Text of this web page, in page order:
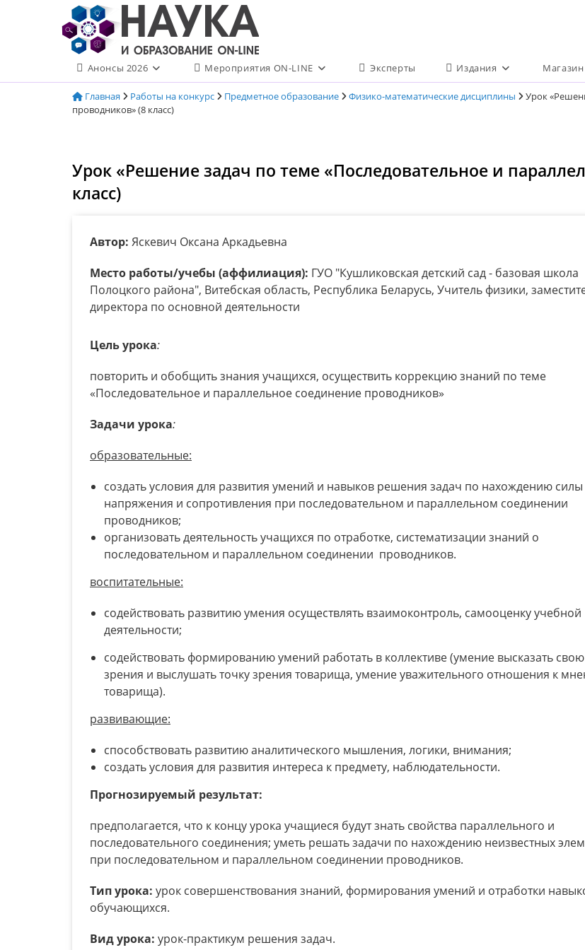
содержимому
Анонсы 2026 Мероприятия ON-LINE Эксперты Издания Магазин
Главная Работы на конкурс Предметное образование Физико-математические дисциплины
Урок
проводников» (8 класс)
Урок «Решение задач по теме «Последовательное и
класс)
Автор: Яскевич Оксана Аркадьевна
Место работы/учебы (аффилиация): ГУО "Кушликовская детский сад - базовая школа
Полоцкого района", Витебская область, Республика Беларусь, Учитель физики,
директора по основной деятельности
Цель урока:
повторить и обобщить знания учащихся, осуществить коррекцию знаний по теме
«Последовательное и параллельное соединение проводников»
Задачи урока:
образовательные:
создать условия для развития умений и навыков решения задач по нахождению силы
напряжения и сопротивления при последовательном и параллельном соединении
проводников;
организовать деятельность учащихся по отработке, систематизации знаний о
последовательном и параллельном соединении проводников.
воспитательные:
содействовать развитию умения осуществлять взаимоконтроль, самооценку учебной
деятельности;
содействовать формированию умений работать в коллективе (умение высказать
зрения и выслушать точку зрения товарища, умение уважительного отношения к
товарища).
развивающие:
способствовать развитию аналитического мышления, логики, внимания;
создать условия для развития интереса к предмету, наблюдательности.
Прогнозируемый результат:
предполагается, что к концу урока учащиеся будут знать свойства параллельного и
последовательного соединения; уметь решать задачи по нахождению неизвестных
при последовательном и параллельном соединении проводников.
Тип урока: урок совершенствования знаний, формирования умений и отработки
обучающихся.
Вид урока: урок-практикум решения задач.